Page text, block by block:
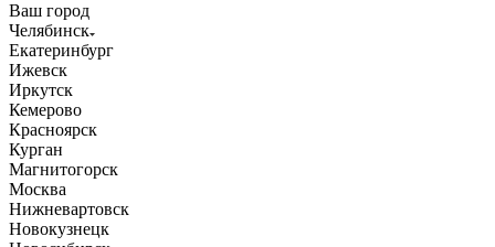
Ваш город
Челябинск
Екатеринбург
Ижевск
Иркутск
Кемерово
Красноярск
Курган
Магнитогорск
Москва
Нижневартовск
Новокузнецк